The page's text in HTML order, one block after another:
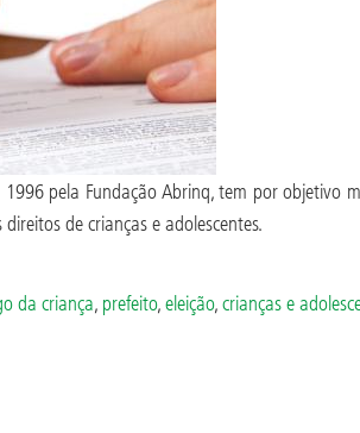
pela Fundação Abrinq, tem por objetivo
de crianças e adolescentes.
da criança, prefeito,eleição,crianças e